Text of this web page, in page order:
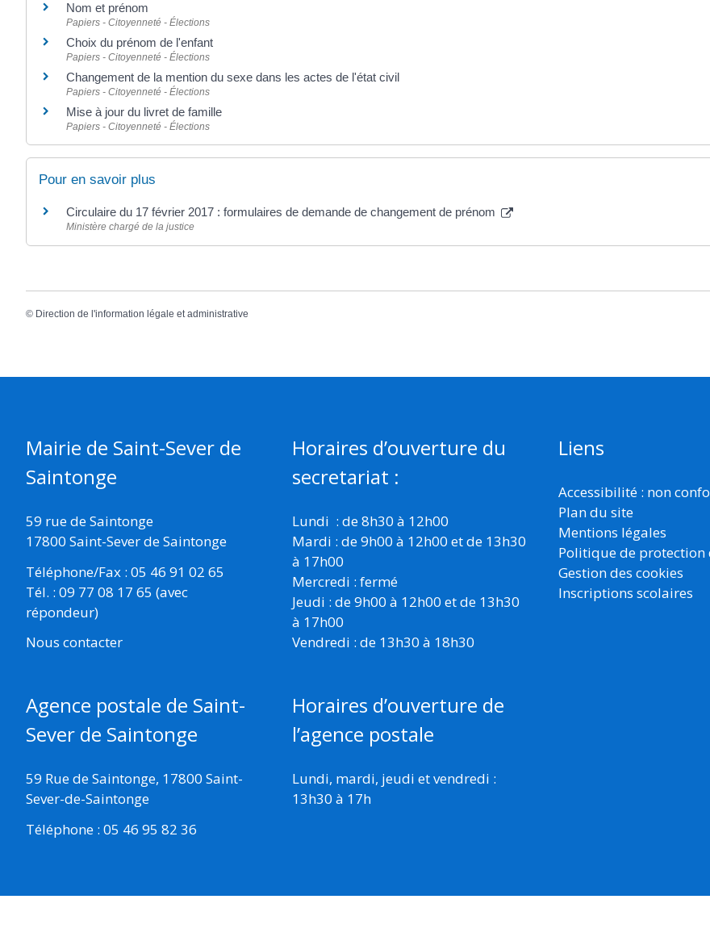
Nom et prénom
Papiers - Citoyenneté - Élections
Choix du prénom de l'enfant
Papiers - Citoyenneté - Élections
Changement de la mention du sexe dans les actes de l'état civil
Papiers - Citoyenneté - Élections
Mise à jour du livret de famille
Papiers - Citoyenneté - Élections
Pour en savoir plus
Circulaire du 17 février 2017 : formulaires de demande de changement de prénom
Ministère chargé de la justice
© Direction de l'information légale et administrative
Mairie de Saint-Sever de
Saintonge
59 rue de Saintonge
17800 Saint-Sever de Saintonge
Téléphone/Fax : 05 46 91 02 65
Tél. : 09 77 08 17 65 (avec
répondeur)
Nous contacter
Agence postale de Saint-
Sever de Saintonge
59 Rue de Saintonge, 17800 Saint-
Sever-de-Saintonge
Téléphone : 05 46 95 82 36
Horaires d’ouverture du
secretariat :
Lundi : de 8h30 à 12h00
Mardi : de 9h00 à 12h00 et de 13h30
à 17h00
Mercredi : fermé
Jeudi : de 9h00 à 12h00 et de 13h30
à 17h00
Vendredi : de 13h30 à 18h30
Horaires d’ouverture de
l’agence postale
Lundi, mardi, jeudi et vendredi :
13h30 à 17h
Liens
Accessibilité : non
Plan du site
Mentions légales
Politique de protection
Gestion des cookies
Inscriptions scolaires